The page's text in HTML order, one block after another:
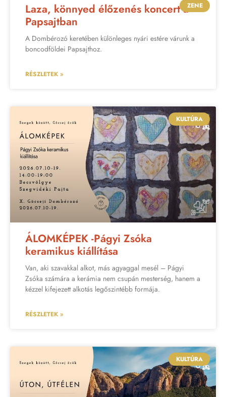
ZENE
Laza, könnyed élőzenés koncert a
Papsajtban
A Dombérozó keretében különleges nyári estére várunk a
boncodföldei Papsajthoz.
RÉSZLETEK »
KULTÚRA
ÁLOMKÉPEK -Págyi Zsóka
keramikus kiállítása
Van, aki szavakkal alkot, más agyaggal mesél – Págyi
Zsóka számára a kerámia nem csupán mesterség, hanem a
kézzel kifejezett alkotás legőszintébb formája.
RÉSZLETEK »
KULTÚRA